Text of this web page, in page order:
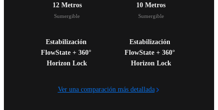
12 Metros
Sumergible
10 Metros
Sumergible
Estabilización
FlowState + 360°
Horizon Lock
Estabilización
FlowState + 360°
Horizon Lock
Ver una comparación más detallada